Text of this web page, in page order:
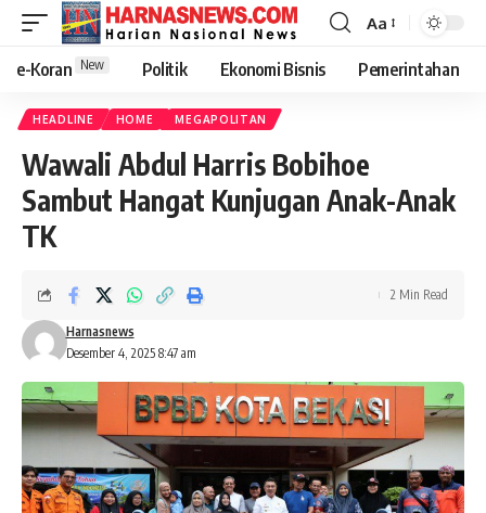
Aa
e-Koran New Politik Ekonomi Bisnis Pemerintahan
HEADLINE HOME MEGAPOLITAN
Wawali Abdul Harris Bobihoe
Sambut Hangat Kunjugan Anak-Anak
TK
Desember 4, 2025 8:47 am
Harnasnews
2 Min Read